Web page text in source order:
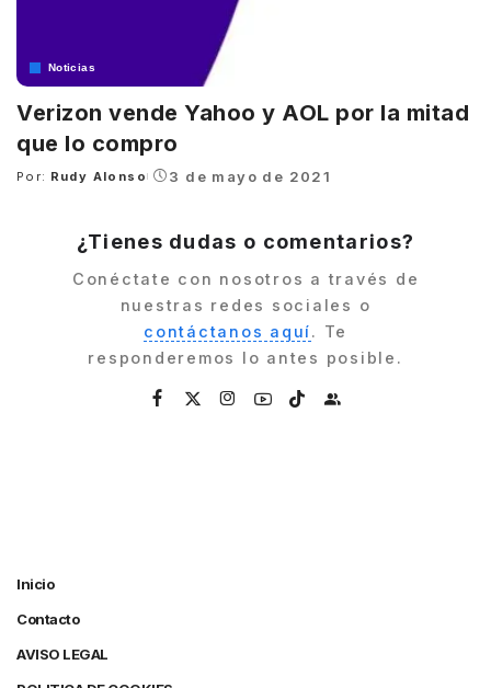
Noticias
Verizon vende Yahoo y AOL por la mitad
que lo compro
Posted
Por: Rudy Alonso 3 de mayo de 2021
¿Tienes dudas o comentarios?
Conéctate con nosotros a través de
nuestras redes sociales o
contáctanos aquí. Te
responderemos lo antes posible.
Inicio
Contacto
AVISO LEGAL